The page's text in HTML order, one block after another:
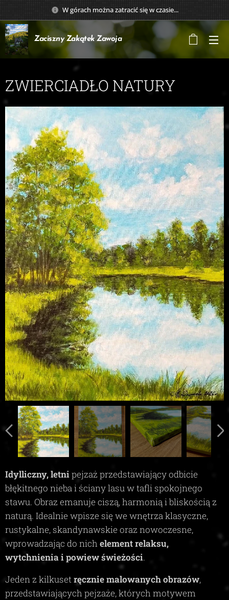
W górach można zatracić się w czasie...
Zaciszny Zakątek Zawoja
ZWIERCIADŁO NATURY
Idylliczny, letnipejzaż przedstawiający odbicie
błękitnego nieba i ściany lasu w tafli spokojnego
stawu. Obraz emanuje ciszą, harmonią i bliskością z
naturą. Idealnie wpisze się we wnętrza klasyczne,
rustykalne, skandynawskie oraz nowoczesne,
wprowadzając do nich element relaksu,
wytchnienia i powiew świeżości.
Jeden z kilkusetręcznie malowanych obrazów,
przedstawiających pejzaże, których motywem